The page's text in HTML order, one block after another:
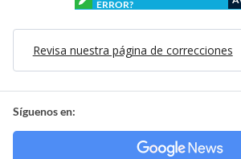
ERROR?
Revisa nuestra página de correcciones
Síguenos en: